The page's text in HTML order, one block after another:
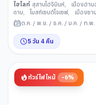
ไฮไลท์ สุสานโฮจิมินห์, เมืองฮาน
ดาบ, โบสถ์เซนต์โจเซฟ, เมืองซา
มาร์เก็ต , ซันพลาซ่า ซาปา สเตชั่น
สู่ฟานซิปัน
โมอาน่า ซาปา คาเฟ
TAM DAO, โบสถ์หินตามด๋าว
ต.ค. / พ.ย. / ธ.ค. / ม.ค. / ก.พ.
5 วัน 4 คืน
ทัวร์ไฟไหม้ -6%